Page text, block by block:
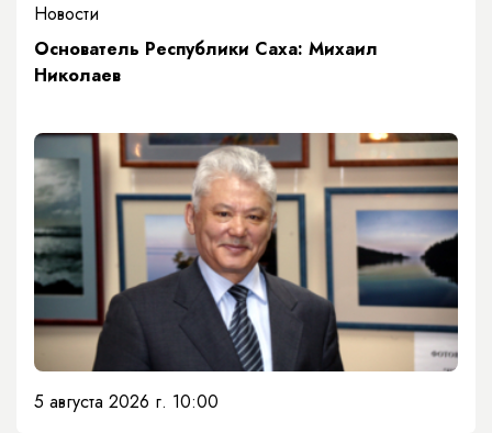
Новости
Основатель Республики Саха: Михаил
Николаев
5 августа 2026 г. 10:00